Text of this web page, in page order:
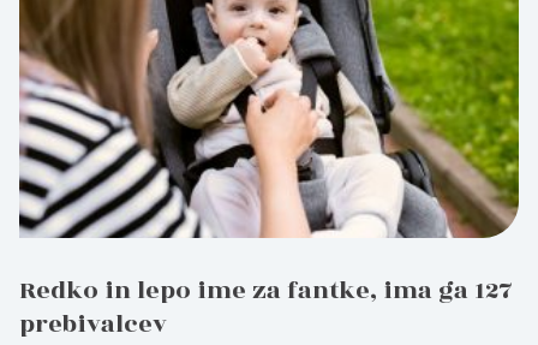
Redko in lepo ime za fantke, ima ga 127
prebivalcev